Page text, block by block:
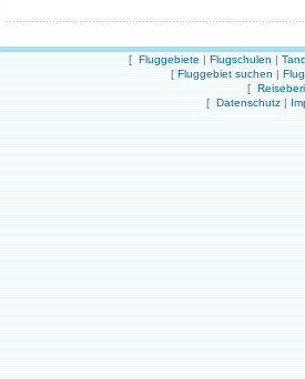
[ Fluggebiete | Flugschulen |
[ Fluggebiet suchen |
[
[ Datenschutz |